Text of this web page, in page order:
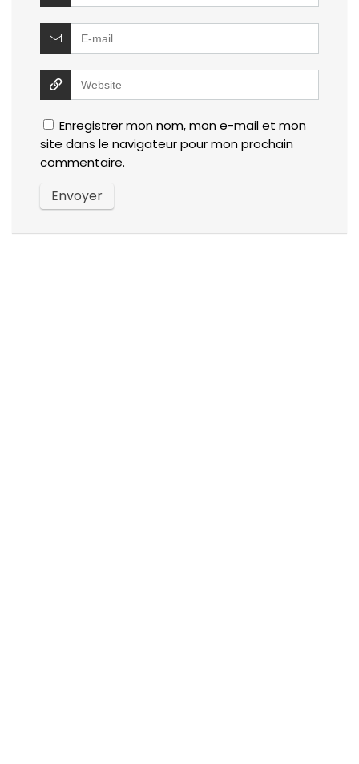
Enregistrer mon nom, mon e-mail et mon
site dans le navigateur pour mon prochain
commentaire.